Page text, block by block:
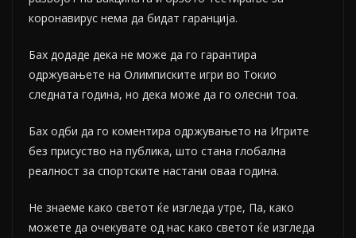
коронавирус нема да бидат гаранција.
Бах додаде дека не може да го гарантира
одржувањете на Олимписките игри во Токио
следната година, но дека може да го олесни тоа.
Бах одби да го коментира одржувањето на Игрите
без присуство на публика, што стана глобална
реалност за спортските настани оваа година.
Не знаеме како светот ќе изгледа утре, Па, како
можете да очекувате од нас како светот ќе изгледа